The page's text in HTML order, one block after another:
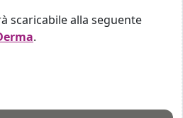
scaricabile alla seguente
.